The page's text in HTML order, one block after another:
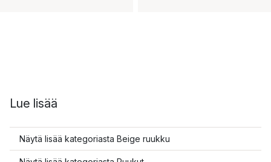
Lue lisää
Näytä lisää kategoriasta Beige ruukku